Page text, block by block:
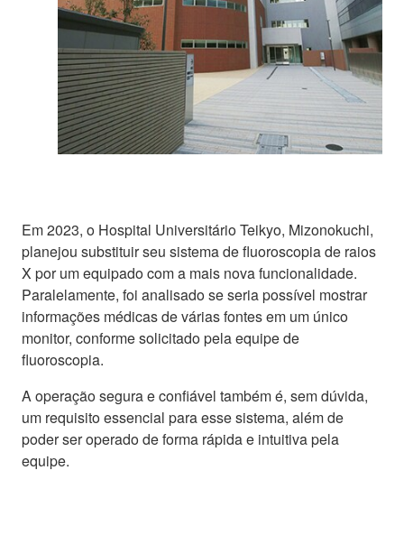
Em 2023, o Hospital Universitário Teikyo, Mizonokuchi,
planejou substituir seu sistema de fluoroscopia de raios
X por um equipado com a mais nova funcionalidade.
Paralelamente, foi analisado se seria possível mostrar
informações médicas de várias fontes em um único
monitor, conforme solicitado pela equipe de
fluoroscopia.
A operação segura e confiável também é, sem dúvida,
um requisito essencial para esse sistema, além de
poder ser operado de forma rápida e intuitiva pela
equipe.